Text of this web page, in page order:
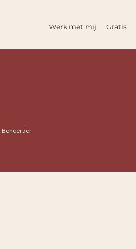
Werk met mij Gratis
Beheerder